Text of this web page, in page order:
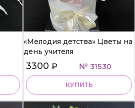
«Мелодия детства» Цветы на
день учителя
3300 ₽ № 31530
КУПИТЬ